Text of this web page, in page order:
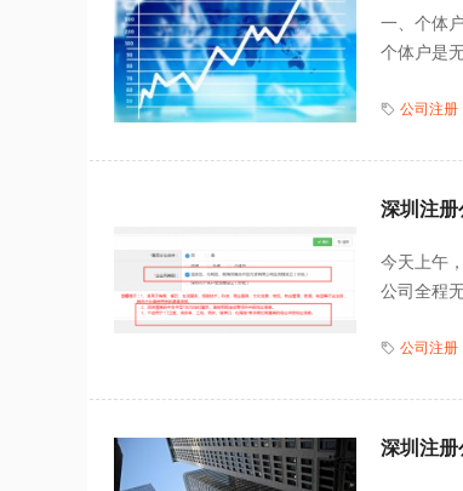
一、个体
个体户是
公司注册
深圳注册
今天上午
公司全程
公司注册
深圳注